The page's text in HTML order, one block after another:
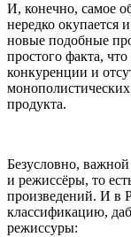
И, конечно, самое
нередко окупается
новые подобные
простого факта,
конкуренции и
продукта.
Безусловно,
и режиссёры, то
произведений. И в
классификацию,
режиссуры: